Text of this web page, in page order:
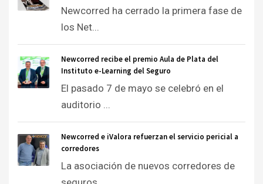
Newcorred ha cerrado la primera fase de
los Net...
Newcorred recibe el premio Aula de Plata del
Instituto e-Learning del Seguro
El pasado 7 de mayo se celebró en el
auditorio ...
Newcorred e iValora refuerzan el servicio pericial a
corredores
La asociación de nuevos corredores de